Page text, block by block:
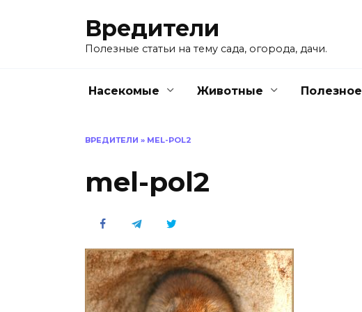
Вредители
Полезные статьи на тему сада, огорода, дачи.
Насекомые Животные Полезное
ВРЕДИТЕЛИ » MEL-POL2
mel-pol2